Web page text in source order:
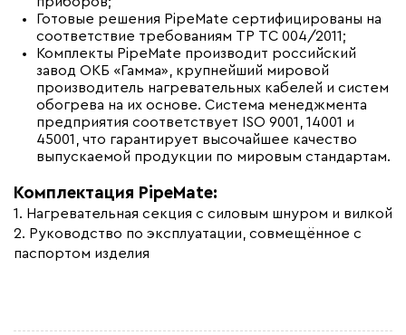
Готовые решения PipeMate сертифицированы на
соответствие требованиям ТР ТС 004/2011;
Комплекты PipeMate производит российский
завод ОКБ «Гамма», крупнейший мировой
производитель нагревательных кабелей и систем
обогрева на их основе. Система менеджмента
предприятия соответствует ISO 9001, 14001 и
45001, что гарантирует высочайшее качество
выпускаемой продукции по мировым стандартам.
Комплектация PipeMate:
1. Нагревательная секция с силовым шнуром и вилкой
2. Руководство по эксплуатации, совмещённое с
паспортом изделия